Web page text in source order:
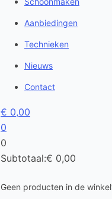
Aanbiedingen
Technieken
Nieuws
Contact
€ 0,00
0
0
Subtotaal:€ 0,00
Geen producten in de